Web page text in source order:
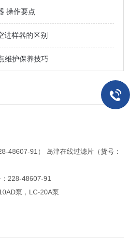
操作要点
进样器的区别
维护保养技巧
48607-91） 岛津在线过滤片（货号：
228-48607-91
泵，LC-20A泵